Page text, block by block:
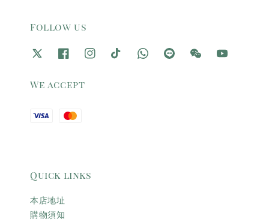
Follow us
We accept
Quick links
本店地址
購物須知